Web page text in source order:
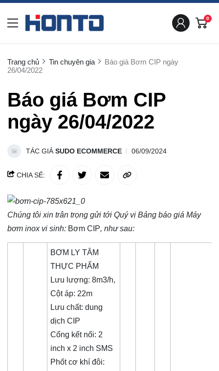
0
Trang chủ Tin chuyên gia
Báo giá Bơm CIP ngày
26/04/2022
Báo giá Bơm CIP
ngày 26/04/2022
TÁC GIẢ SUDO ECOMMERCE 06/09/2024
CHIA SẺ:
Chúng tôi xin trân trọng gửi tới Quý vị Bảng báo giá Máy
bơm inox vi sinh: Bơm CIP, như sau:
BƠM LY TÂM
THỰC PHẨM
Lưu lượng: 8m3/h,
Cột áp: 22m
Lưu chất: dung
dịch CIP
Cổng kết nối: 2
inch x 2 inch SMS
Phốt cơ khí đôi: